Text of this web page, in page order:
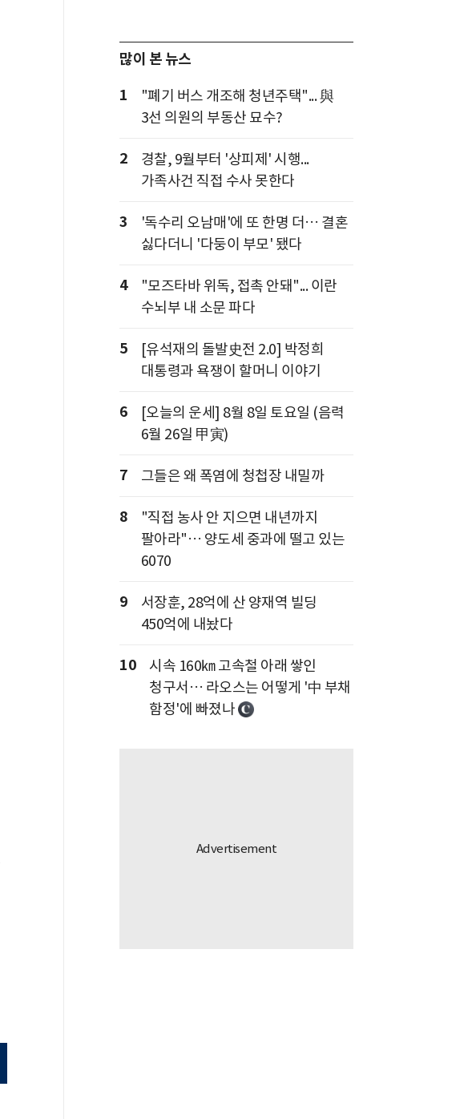
많이 본 뉴스
1
"폐기 버스 개조해 청년주택"... 與
3선 의원의 부동산 묘수?
2
경찰, 9월부터 '상피제' 시행...
가족사건 직접 수사 못한다
3
'독수리 오남매'에 또 한명 더… 결혼
싫다더니 '다둥이 부모' 됐다
4
"모즈타바 위독, 접촉 안돼"... 이란
수뇌부 내 소문 파다
5
[유석재의 돌발史전 2.0] 박정희
대통령과 욕쟁이 할머니 이야기
6
[오늘의 운세] 8월 8일 토요일 (음력
6월 26일 甲寅)
7 그들은 왜 폭염에 청첩장 내밀까
8
"직접 농사 안 지으면 내년까지
팔아라"… 양도세 중과에 떨고 있는
6070
9
서장훈, 28억에 산 양재역 빌딩
450억에 내놨다
10
시속 160㎞ 고속철 아래 쌓인
청구서… 라오스는 어떻게 '中 부채
함정'에 빠졌나